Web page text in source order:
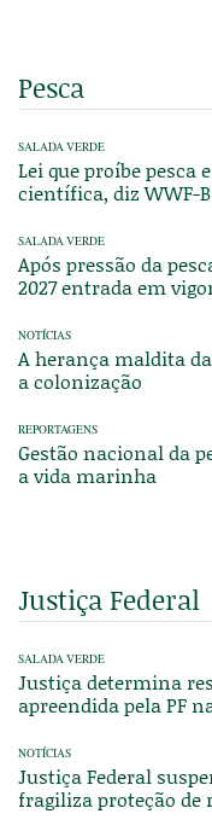
Pesca
SALADA VERDE
Lei que proíbe pesca
científica, diz WWF-
SALADA VERDE
Após pressão da
2027 entrada em vigor
NOTÍCIAS
A herança maldita
a colonização
REPORTAGENS
Gestão nacional da
a vida marinha
Justiça Federal
SALADA VERDE
Justiça determina
apreendida pela PF
NOTÍCIAS
Justiça Federal
fragiliza proteção de